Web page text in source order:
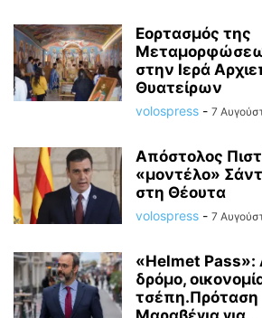
Εορτασμός της
στην Ιερά
Θυατείρων
volospress - 7
Απόστολος
«μοντέλο»
στη Θέουτα
volospress - 7
«Helmet Pass»:
δρόμο,
τσέπη.Πρόταση